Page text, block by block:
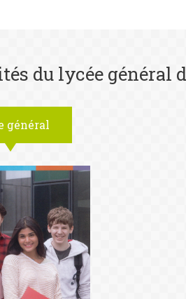
du lycée général
général